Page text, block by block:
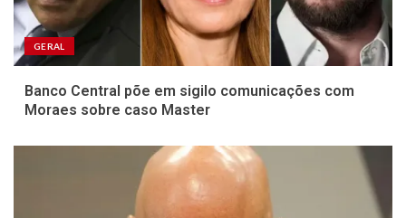
GERAL
Banco Central põe em sigilo comunicações com
Moraes sobre caso Master